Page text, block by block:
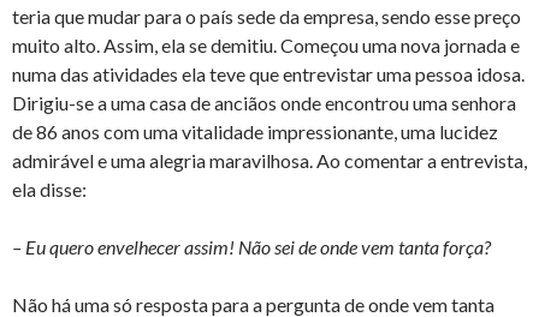
teria que mudar para o país sede da empresa, sendo esse preço
muito alto. Assim, ela se demitiu. Começou uma nova jornada e
numa das atividades ela teve que entrevistar uma pessoa idosa.
Dirigiu-se a uma casa de anciãos onde encontrou uma senhora
de 86 anos com uma vitalidade impressionante, uma lucidez
admirável e uma alegria maravilhosa. Ao comentar a entrevista,
ela disse:
– Eu quero envelhecer assim! Não sei de onde vem tanta força?
Não há uma só resposta para a pergunta de onde vem tanta